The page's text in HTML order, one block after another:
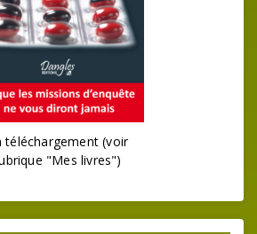
téléchargement (voir
"Mes livres")